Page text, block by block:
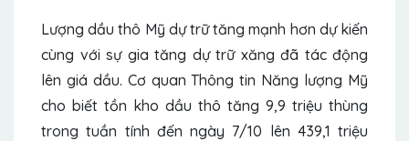
Lượng dầu thô Mỹ dự trữ tăng mạnh hơn dự kiến
​​cùng với sự gia tăng dự trữ xăng đã tác động
lên giá dầu. Cơ quan Thông tin Năng lượng Mỹ
cho biết tồn kho dầu thô tăng 9,9 triệu thùng
trong tuần tính đến ngày 7/10 lên 439,1 triệu